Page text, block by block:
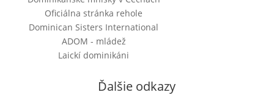
Oficiálna stránka rehole
Dominican Sisters International
ADOM - mládež
Laickí dominikáni
Ďalšie odkazy